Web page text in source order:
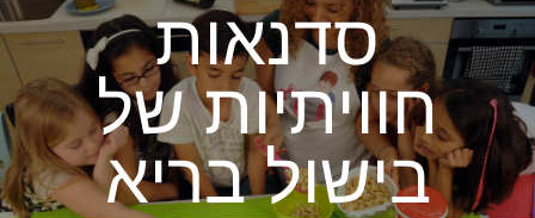
סדנאות
חוויתיות של
בישול בריא